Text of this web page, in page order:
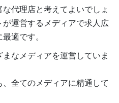
代理店と考えてよいでしょ
運営するメディアで求人広
適です。
なメディアを運営していま
全てのメディアに精通して